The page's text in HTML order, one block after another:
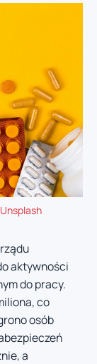
Unsplash
aktywności
do pracy.
co
osób
a